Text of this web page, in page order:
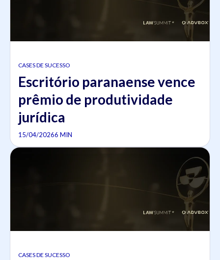
CASES DE SUCESSO
Escritório paranaense vence
prêmio de produtividade
jurídica
15/04/20266 MIN
CASES DE SUCESSO